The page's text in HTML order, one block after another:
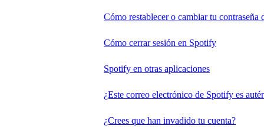
Cómo restablecer o cambiar tu contraseña
Cómo cerrar sesión en Spotify
Spotify en otras aplicaciones
¿Este correo electrónico de Spotify es
¿Crees que han invadido tu cuenta?